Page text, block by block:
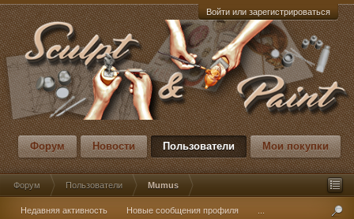
Войти или зарегистрироваться
Форум Новости Пользователи Мои покупки
Форум Пользователи Mumus
Недавняя активность Новые сообщения профиля